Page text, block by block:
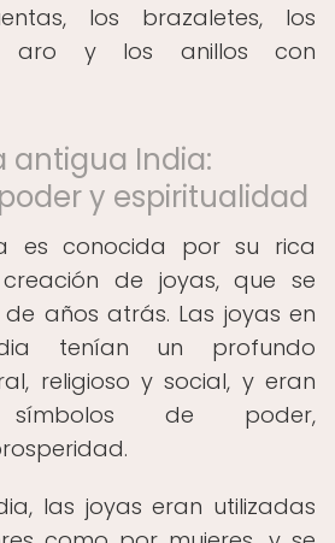
los brazaletes, los
aro y los anillos con
antigua India:
y espiritualidad
es conocida por su rica
de joyas, que se
años atrás. Las joyas en
tenían un profundo
religioso y social, y eran
símbolos de poder,
las joyas eran utilizadas